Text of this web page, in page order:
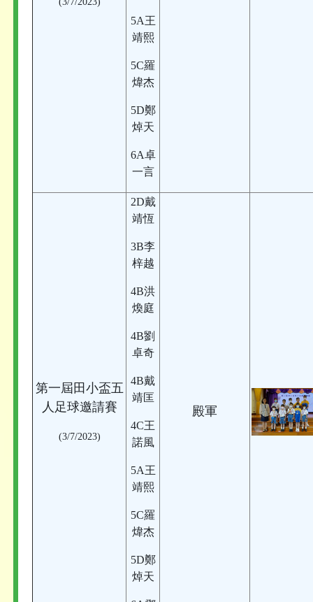
5A王
靖熙
5C羅
煒杰
5D鄭
焯天
6A卓
一言
第一屆田小盃五
人足球邀請賽
(3/7/2023)
2D戴
靖恆
3B李
梓越
4B洪
煥庭
4B劉
卓奇
4B戴
靖匡
4C王
諾風
5A王
靖熙
5C羅
煒杰
5D鄭
焯天
殿軍